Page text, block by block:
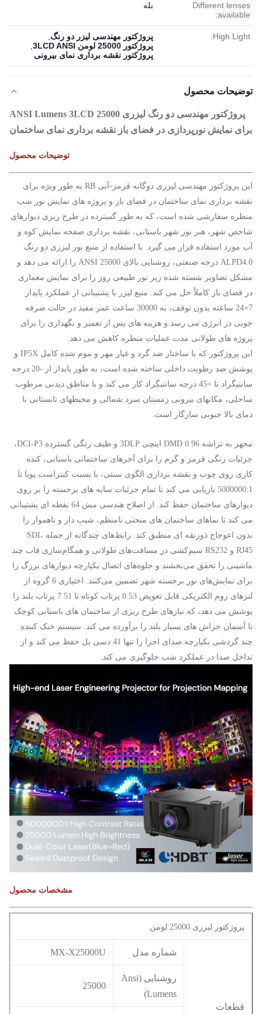
Different lenses
available:
بله
High Light: پروژکتور مهندسی لیزر دو رنگ
پروژکتور 25000 لومن 3LCD ANSI
پروژکتور نقشه برداری نمای بیرونی
توضیحات محصول
پروژکتور مهندسی دو رنگ لیزری 25000 ANSI Lumens 3LCD
برای نمایش نورپردازی در فضای باز نقشه برداری نمای ساختمان
توضیحات محصول
این پروژکتور مهندسی لیزری دوگانه قرمز-آبی RB به طور ویژه برای
نقشه برداری نمای ساختمان در فضای باز و پروژه های نمایش نور شب
منظره سفارشی شده است، که به طور گسترده در طرح ریزی دیوارهای
شاخص شهر، هنر نور شهر باستانی، نقشه برداری صفحه نمایش کوه و
آب مورد استفاده قرار می گیرد. با استفاده از منبع نور لیزری دو رنگ
ALPD4.0 درجه صنعتی، روشنایی بالای 25000 ANSI را ارائه می دهد و
مشکل تصاویر شسته شده زیر نور طبیعی روز را برای نمایش معماری
در فضای باز کاملاً حل می کند. منبع لیزر با پشتیبانی از عملکرد پایدار
7×24 ساعته بدون توقف، به 30000 ساعت عمر مفید در حالت صرفه
جویی در انرژی می رسد و هزینه های پس از تعمیر و نگهداری را برای
پروژه های طولانی مدت عملیات منظره کاهش می دهد.
این پروژکتور که با ساختار ضد گرد و غبار مهر و موم شده کامل IP5X و
پوشش ضد رطوبت داخلی ساخته شده است، به طور پایدار از -20 درجه
سانتیگراد تا +45 درجه سانتیگراد کار می کند و با مناطق دیدنی مرطوب
ساحلی، مکانهای بیرونی زمستان سرد شمالی و محیطهای تابستانی با
دمای بالا جنوبی سازگار است.
مجهز به تراشه DMD 0.96 اینچی 3DLP و طیف رنگی گسترده DCI-P3،
جزئیات رنگی قرمز و گرم را برای آجرهای ساختمانی باستانی، کنده
کاری روی چوب و نقشه برداری الگوی سنتی، با نسبت کنتراست پویا تا
5000000:1 بازیابی می کند تا تمام جزئیات سایه های برجسته را بر روی
دیوارهای ساختمان حفظ کند. از اصلاح هندسی مش 64 نقطه ای پشتیبانی
می کند تا نماهای ساختمان های منحنی نامنظم، شیب دار و ناهموار را
بدون اعوجاج ذوزنقه ای منطبق کند. رابط‌های چندگانه از جمله SDI،
RJ45 و RS232 سیم‌کشی در مسافت‌های طولانی و همگام‌سازی قاب چند
ماشینی را تحقق می‌بخشند و جلوه‌های اتصال یکپارچه دیوارهای بزرگ را
برای نمایش‌های نور برجسته شهر تضمین می‌کنند. اختیاری 6 گروه از
لنزهای زوم الکتریکی قابل تعویض 0.53 پرتاب کوتاه تا 7.51 پرتاب بلند را
پوشش می دهد، که نیازهای طرح ریزی از ساختمان های باستانی کوچک
تا آسمان خراش های بسیار بلند را برآورده می کند. سیستم خنک کننده
چند گردشی یکپارچه صدای اجرا را تنها 41 دسی بل حفظ می کند و از
تداخل صدا در عملکرد شب جلوگیری می کند.
مشخصات محصول
پروژکتور لیزری 25000 لومن
قطعات
شماره مدل MX-X25000U
روشنایی (Ansi
Lumens)
25000